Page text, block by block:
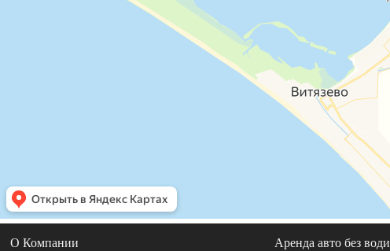
О Компании Аренда авто без